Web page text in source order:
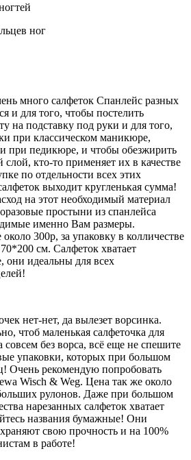
ног
много салфеток Спанлейс разных
и для того, чтобы постелить
на подставку под руки и для того,
при классическом маникюре,
при педикюре, и чтобы обезжирить
кто-то применяет их в качестве
по отдельности всех этих
выходит кругленькая сумма!
на этот необходимый материал
простыни из спанлейса
именно Вам размеры.
300р, за упаковку в колличестве
см. Салфеток хватает
они идеальны для всех
нет-нет, да вылезет ворсинка.
чтоб маленькая салфеточка для
без ворса, всё еще не спешите
упаковки, которых при большом
Очень рекомендую попробовать
Wisch & Weg. Цена так же около
рулонов. Даже при большом
нарезанных салфеток хватает
названия бумажные! Они
свою прочность и на 100%
в работе!